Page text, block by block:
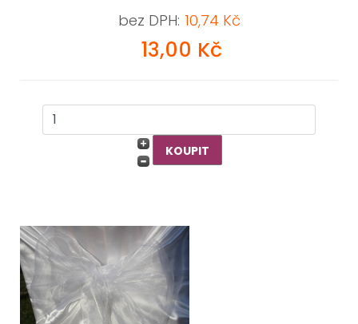
bez DPH: 10,74 Kč
13,00 Kč